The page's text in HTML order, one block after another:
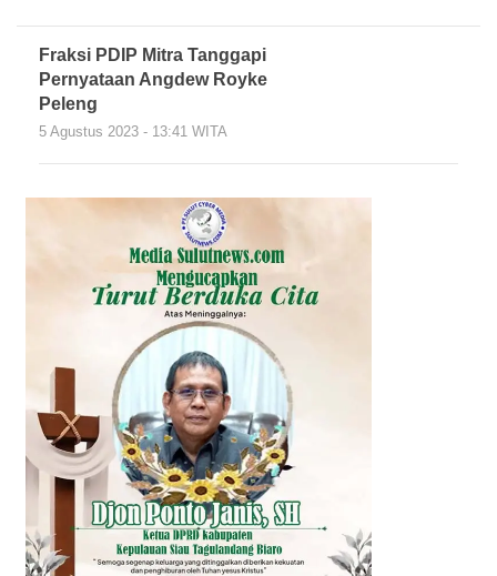
Fraksi PDIP Mitra Tanggapi
Pernyataan Angdew Royke
Peleng
5 Agustus 2023 - 13:41 WITA